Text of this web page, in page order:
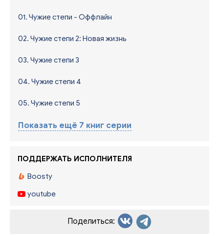
01. Чужие степи - Оффлайн
02. Чужие степи 2: Новая жизнь
03. Чужие степи 3
04. Чужие степи 4
05. Чужие степи 5
Показать ещё 7 книг серии
ПОДДЕРЖАТЬ ИСПОЛНИТЕЛЯ
Boosty
youtube
Поделиться: